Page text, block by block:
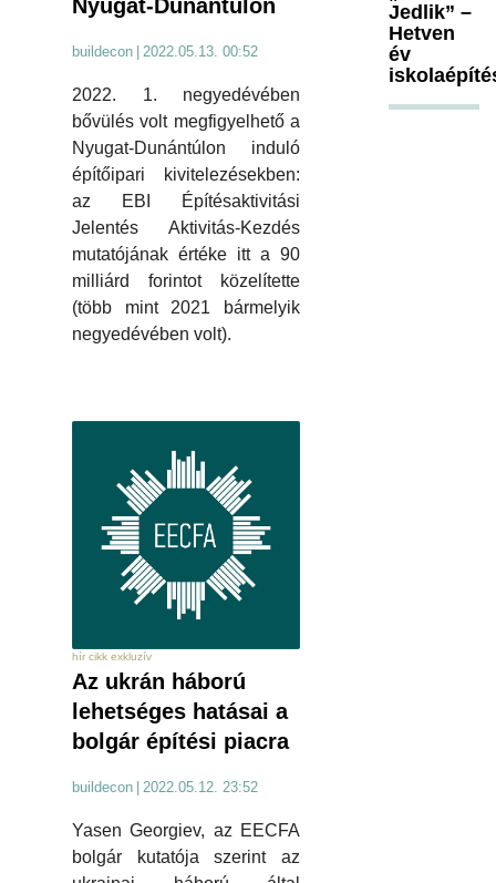
Nyugat-Dunántúlon
buildecon 2022.05.13. 00:52
2022. 1. negyedévében
bővülés volt megfigyelhető a
Nyugat-Dunántúlon induló
építőipari kivitelezésekben:
az EBI Építésaktivitási
Jelentés Aktivitás-Kezdés
mutatójának értéke itt a 90
milliárd forintot közelítette
(több mint 2021 bármelyik
negyedévében volt).
hír cikk exkluzív
Az ukrán háború
lehetséges hatásai a
bolgár építési piacra
buildecon 2022.05.12. 23:52
Yasen Georgiev, az EECFA
bolgár kutatója szerint az
Jedlik” –
Hetven
év